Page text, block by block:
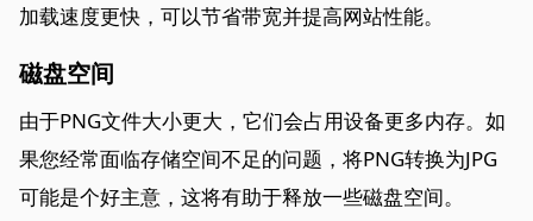
加载速度更快，可以节省带宽并提高网站性能。
磁盘空间
由于PNG文件大小更大，它们会占用设备更多内存。如
果您经常面临存储空间不足的问题，将PNG转换为JPG
可能是个好主意，这将有助于释放一些磁盘空间。